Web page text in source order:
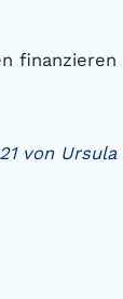
finanzieren
von Ursula